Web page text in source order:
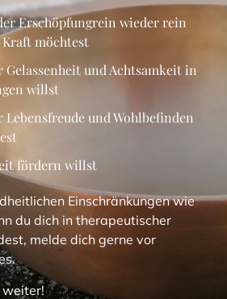
Erschöpfungrein wieder rein
möchtest
Gelassenheit und Achtsamkeit in
willst
und Wohlbefinden
fördern willst
Einschränkungen wie
du dich in therapeutischer
melde dich gerne vor
weiter!